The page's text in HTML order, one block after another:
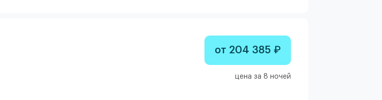
от 204 385 ₽
цена за 8 ночей